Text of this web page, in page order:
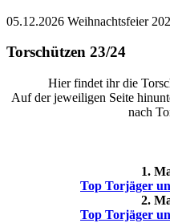
05.12.2026 Weihnachtsfeier
Torschützen 23/24
Hier findet ihr die
Auf der jeweiligen Seite
nach
1.
Top Torjäger
2.
Top Torjäger